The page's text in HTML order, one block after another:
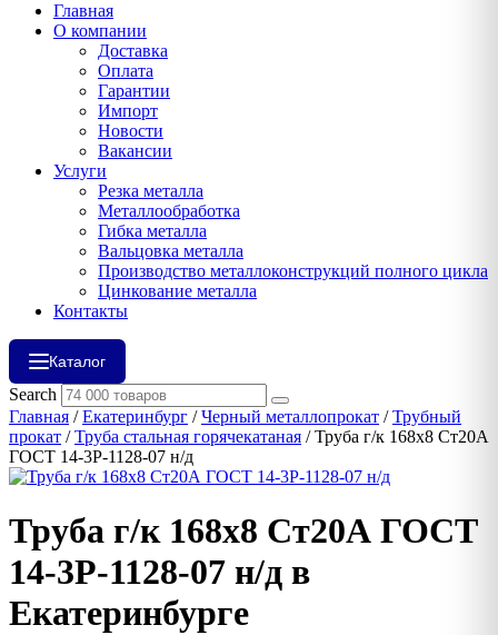
Главная
О компании
Доставка
Оплата
Гарантии
Импорт
Новости
Вакансии
Услуги
Резка металла
Металлообработка
Гибка металла
Вальцовка металла
Производство металлоконструкций полного цикла
Цинкование металла
Контакты
Каталог
Search
Главная /Екатеринбург /Черный металлопрокат /Трубный
прокат /Труба стальная горячекатаная / Труба г/к 168х8 Ст20А
ГОСТ 14-3Р-1128-07 н/д
Труба г/к 168х8 Ст20А ГОСТ
14-3Р-1128-07 н/д в
Екатеринбурге